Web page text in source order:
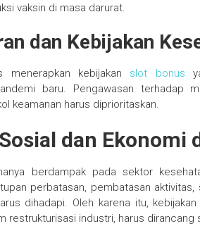
vaksin di masa darurat.
dan Kebijakan
menerapkan kebijakan slot bonus
baru. Pengawasan terhadap
keamanan harus diprioritaskan.
dan Ekonomi
berdampak pada sektor
perbatasan, pembatasan
dihadapi. Oleh karena itu,
restrukturisasi industri, harus dirancang